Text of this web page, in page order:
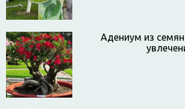
Адениум из семян